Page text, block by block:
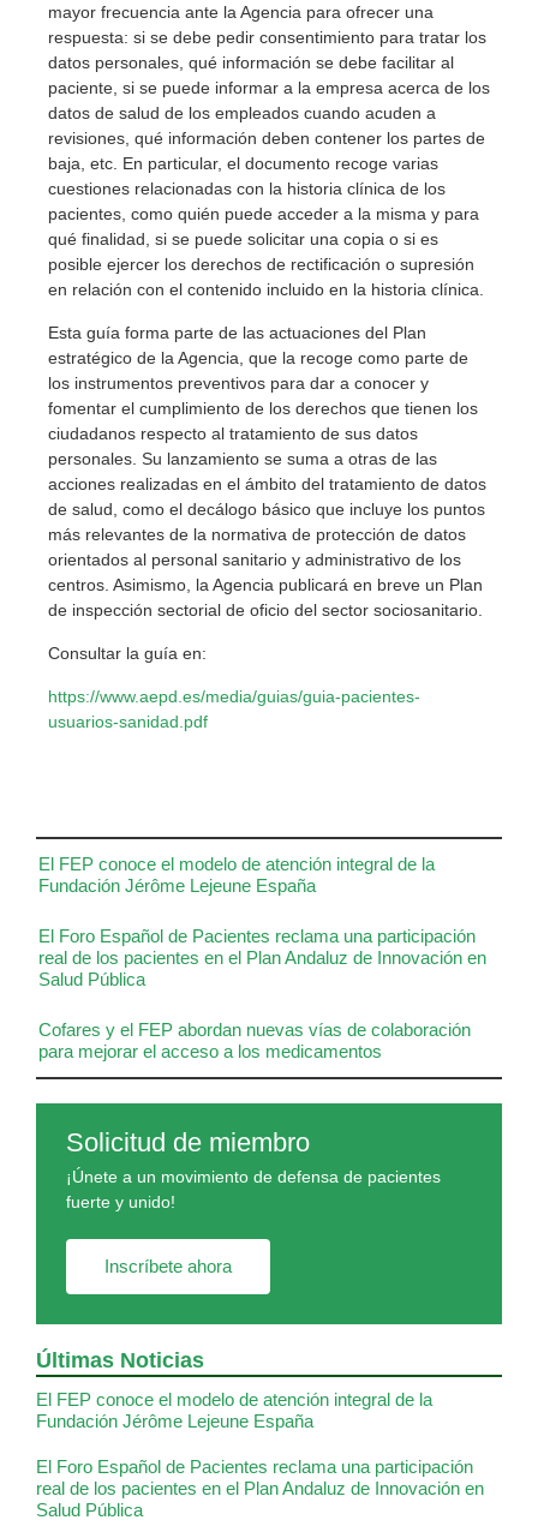
El FEP conoce el modelo de atención integral de la
Fundación Jérôme Lejeune España
El Foro Español de Pacientes reclama una participación
real de los pacientes en el Plan Andaluz de Innovación en
Salud Pública
Cofares y el FEP abordan nuevas vías de colaboración
para mejorar el acceso a los medicamentos
Solicitud de miembro
¡Únete a un movimiento de defensa de pacientes
fuerte y unido!
Inscríbete ahora
Últimas Noticias
El FEP conoce el modelo de atención integral de la
Fundación Jérôme Lejeune España
El Foro Español de Pacientes reclama una participación
real de los pacientes en el Plan Andaluz de Innovación en
Salud Pública
mayor frecuencia ante la Agencia para ofrecer una
respuesta: si se debe pedir consentimiento para tratar los
datos personales, qué información se debe facilitar al
paciente, si se puede informar a la empresa acerca de los
datos de salud de los empleados cuando acuden a
revisiones, qué información deben contener los partes de
baja, etc. En particular, el documento recoge varias
cuestiones relacionadas con la historia clínica de los
pacientes, como quién puede acceder a la misma y para
qué finalidad, si se puede solicitar una copia o si es
posible ejercer los derechos de rectificación o supresión
en relación con el contenido incluido en la historia clínica.
Esta guía forma parte de las actuaciones del Plan
estratégico de la Agencia, que la recoge como parte de
los instrumentos preventivos para dar a conocer y
fomentar el cumplimiento de los derechos que tienen los
ciudadanos respecto al tratamiento de sus datos
personales. Su lanzamiento se suma a otras de las
acciones realizadas en el ámbito del tratamiento de datos
de salud, como el decálogo básico que incluye los puntos
más relevantes de la normativa de protección de datos
orientados al personal sanitario y administrativo de los
centros. Asimismo, la Agencia publicará en breve un Plan
de inspección sectorial de oficio del sector sociosanitario.
Consultar la guía en:
https://www.aepd.es/media/guias/guia-pacientes-
usuarios-sanidad.pdf